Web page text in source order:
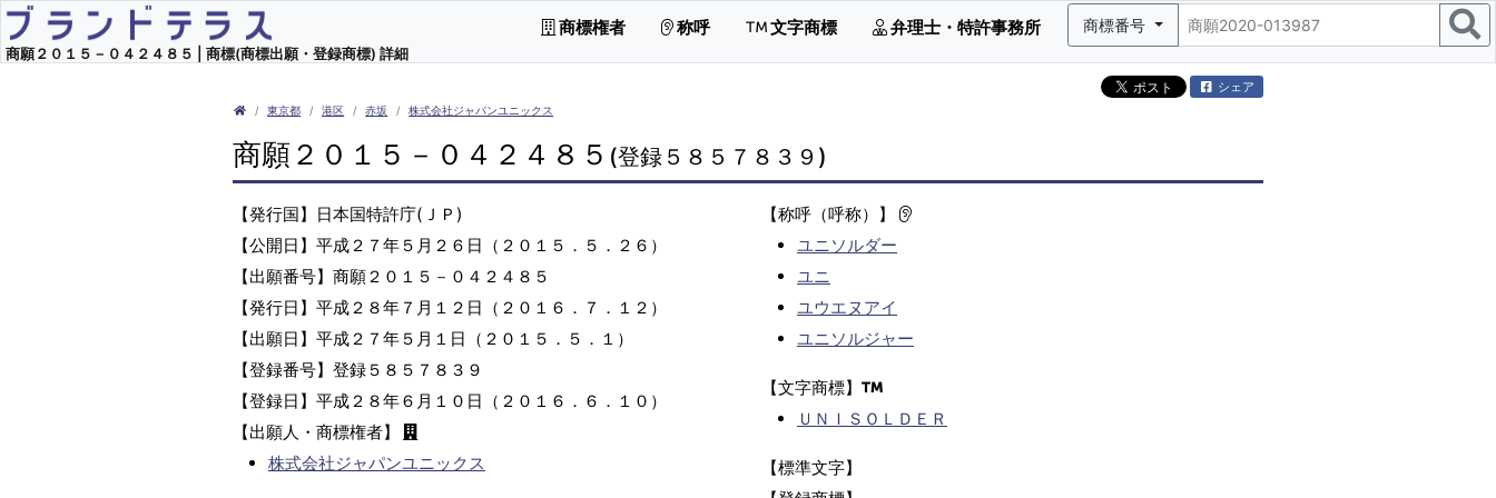
商願２０１５－０４２４８５ | 商標(商標出願・登録商標) 詳細
商標権者 称呼 文字商標 弁理士・特許事務所 商標番号
シェア
東京都 港区 赤坂 株式会社ジャパンユニックス
商願２０１５－０４２４８５ (登録５８５７８３９)
【発行国】日本国特許庁(ＪＰ)
【公開日】平成２７年５月２６日（２０１５．５．２６）
【出願番号】商願２０１５－０４２４８５
【発行日】平成２８年７月１２日（２０１６．７．１２）
【出願日】平成２７年５月１日（２０１５．５．１）
【登録番号】登録５８５７８３９
【登録日】平成２８年６月１０日（２０１６．６．１０）
【出願人・商標権者】
株式会社ジャパンユニックス
【称呼（呼称）】
ユニソルダー
ユニ
ユウエヌアイ
ユニソルジャー
【文字商標】
ＵＮＩＳＯＬＤＥＲ
【標準文字】